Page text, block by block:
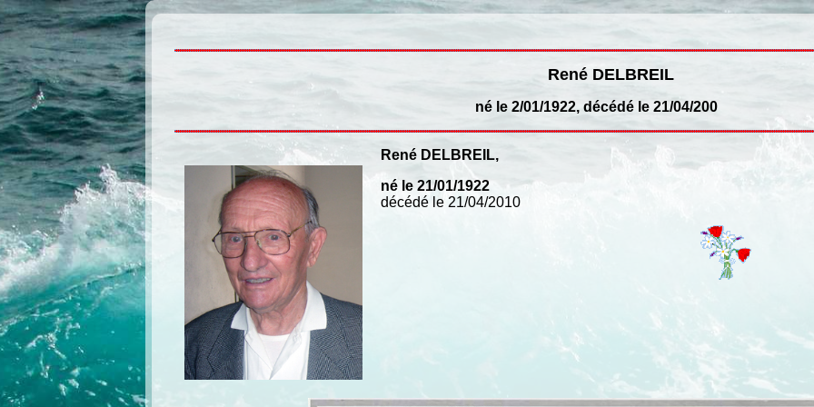
René DELBREIL
né le 2/01/1922, décédé le 21/04/200
René DELBREIL,
né le 21/01/1922
décédé le 21/04/2010